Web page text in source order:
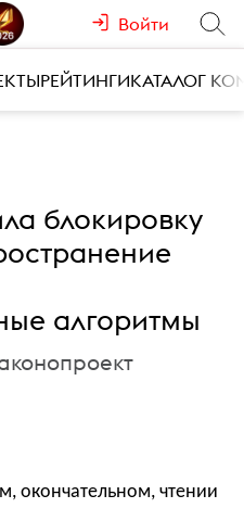
Войти
РЕЙТИНГИКАТАЛОГ
блокировку
алгоритмы
окончательном, чтении